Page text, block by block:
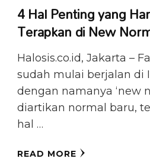
4 Hal Penting yang
Terapkan di New
Halosis.co.id, Jakarta –
sudah mulai berjalan di
dengan namanya ‘new
diartikan normal baru,
hal …
READ MORE